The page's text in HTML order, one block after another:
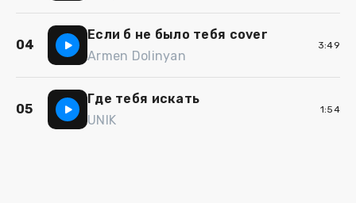
04
Если б не было тебя cover
Armen Dolinyan
3:49
05
Где тебя искать
UNIK
1:54